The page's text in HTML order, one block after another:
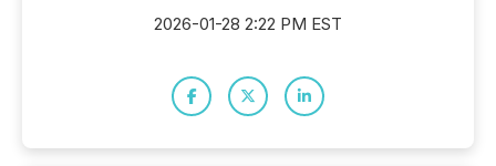
2026-01-28 2:22 PM EST